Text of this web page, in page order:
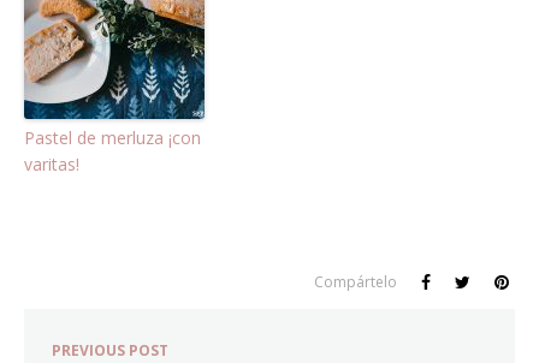
Pastel de merluza ¡con
varitas!
Compártelo
PREVIOUS POST